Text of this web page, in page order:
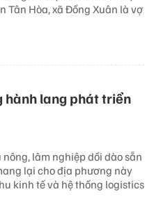
Tân Hòa, xã Đồng Xuân là vợ
hành lang phát triển
lâm nghiệp dồi dào sẵn
lại cho địa phương này
kinh tế và hệ thống logistics